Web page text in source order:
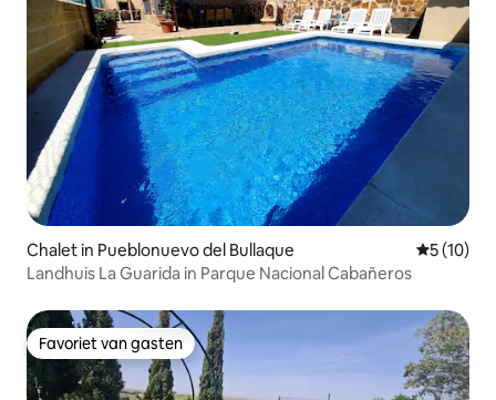
Chalet in Pueblonuevo del Bullaque
5 (10)
Landhuis La Guarida in Parque Nacional Cabañeros
Favoriet van gasten
Favoriet van gasten